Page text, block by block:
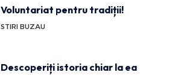
Voluntariat pentru tradiții!
STIRI BUZAU
Descoperiți istoria chiar la ea